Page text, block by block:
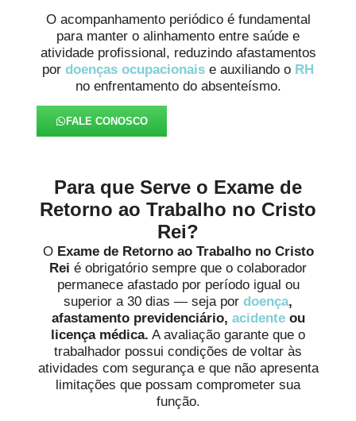
O acompanhamento periódico é fundamental
para manter o alinhamento entre saúde e
atividade profissional, reduzindo afastamentos
por doenças ocupacionais e auxiliando o RH
no enfrentamento do absenteísmo.
FALE CONOSCO
Para que Serve o Exame de
Retorno ao Trabalho no Cristo
Rei?
O Exame de Retorno ao Trabalho no Cristo
Rei é obrigatório sempre que o colaborador
permanece afastado por período igual ou
superior a 30 dias — seja por doença,
afastamento previdenciário, acidenteou
licença médica. A avaliação garante que o
trabalhador possui condições de voltar às
atividades com segurança e que não apresenta
limitações que possam comprometer sua
função.